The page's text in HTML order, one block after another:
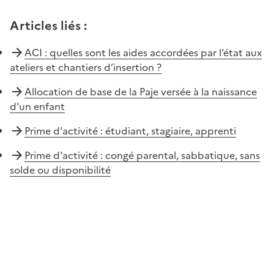
Articles liés :
ACI : quelles sont les aides accordées par l’état aux
ateliers et chantiers d’insertion ?
Allocation de base de la Paje versée à la naissance
d'un enfant
Prime d'activité : étudiant, stagiaire, apprenti
Prime d'activité : congé parental, sabbatique, sans
solde ou disponibilité